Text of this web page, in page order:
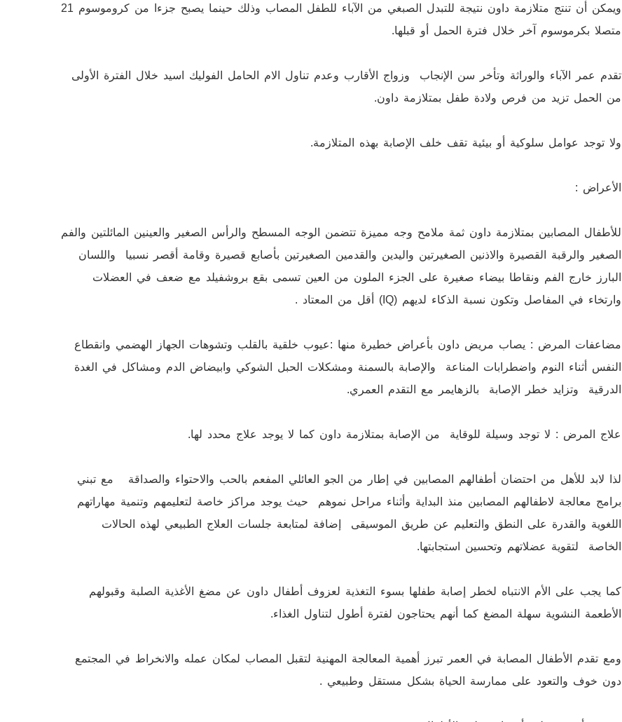
ويمكن أن تنتج متلازمة داون نتيجة للتبدل الصبغي من الآباء للطفل المصاب وذلك حينما يصبح جزءا من كروموسوم 21
متصلا بكرموسوم آخر خلال فترة الحمل أو قبلها.
تقدم عمر الآباء والوراثة وتأخر سن الإنجاب وزواج الأقارب وعدم تناول الام الحامل الفوليك اسيد خلال الفترة الأولى
من الحمل تزيد من فرص ولادة طفل بمتلازمة داون.
ولا توجد عوامل سلوكية أو بيئية تقف خلف الإصابة بهذه المتلازمة.
الأعراض :
للأطفال المصابين بمتلازمة داون ثمة ملامح وجه مميزة تتضمن الوجه المسطح والرأس الصغير والعينين المائلتين والفم
الصغير والرقبة القصيرة والاذنين الصغيرتين واليدين والقدمين الصغيرتين بأصابع قصيرة وقامة أقصر نسبيا واللسان
البارز خارج الفم ونقاطا بيضاء صغيرة على الجزء الملون من العين تسمى بقع بروشفيلد مع ضعف في العضلات
وارتخاء في المفاصل وتكون نسبة الذكاء لديهم (IQ) أقل من المعتاد .
مضاعفات المرض : يصاب مريض داون بأعراض خطيرة منها :عيوب خلقية بالقلب وتشوهات الجهاز الهضمي وانقطاع
النفس أثناء النوم واضطرابات المناعة والإصابة بالسمنة ومشكلات الحبل الشوكي وابيضاض الدم ومشاكل في الغدة
الدرقية وتزايد خطر الإصابة بالزهايمر مع التقدم العمري.
علاج المرض : لا توجد وسيلة للوقاية من الإصابة بمتلازمة داون كما لا يوجد علاج محدد لها.
لذا لابد للأهل من احتضان أطفالهم المصابين في إطار من الجو العائلي المفعم بالحب والاحتواء والصداقة مع تبني
برامج معالجة لاطفالهم المصابين منذ البداية وأثناء مراحل نموهم حيث يوجد مراكز خاصة لتعليمهم وتنمية مهاراتهم
اللغوية والقدرة على النطق والتعليم عن طريق الموسيقى إضافة لمتابعة جلسات العلاج الطبيعي لهذه الحالات
الخاصة لتقوية عضلاتهم وتحسين استجابتها.
كما يجب على الأم الانتباه لخطر إصابة طفلها بسوء التغذية لعزوف أطفال داون عن مضغ الأغذية الصلبة وقبولهم
الأطعمة النشوية سهلة المضغ كما أنهم يحتاجون لفترة أطول لتناول الغذاء.
ومع تقدم الأطفال المصابة في العمر تبرز أهمية المعالجة المهنية لتقبل المصاب لمكان عمله والانخراط في المجتمع
دون خوف والتعود على ممارسة الحياة بشكل مستقل وطبيعي .